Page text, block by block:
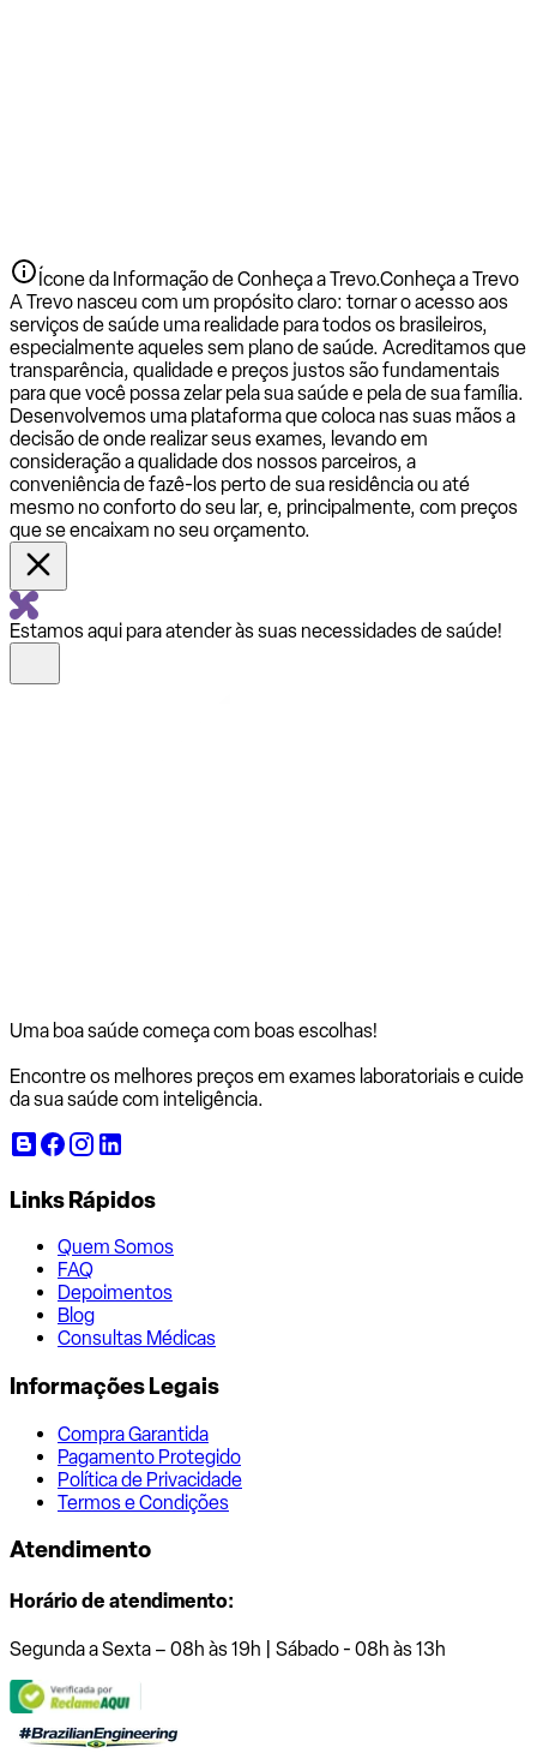
Ícone da Informação de Conheça a Trevo.Conheça a Trevo
A Trevo nasceu com um propósito claro: tornar o acesso aos
serviços de saúde uma realidade para todos os brasileiros,
especialmente aqueles sem plano de saúde. Acreditamos que
transparência, qualidade e preços justos são fundamentais
para que você possa zelar pela sua saúde e pela de sua família.
Desenvolvemos uma plataforma que coloca nas suas mãos a
decisão de onde realizar seus exames, levando em
consideração a qualidade dos nossos parceiros, a
conveniência de fazê-los perto de sua residência ou até
mesmo no conforto do seu lar, e, principalmente, com preços
que se encaixam no seu orçamento.
Estamos aqui para atender às suas necessidades de saúde!
Uma boa saúde começa com boas escolhas!
Encontre os melhores preços em exames laboratoriais e cuide
da sua saúde com inteligência.
Links Rápidos
Quem Somos
FAQ
Depoimentos
Blog
Consultas Médicas
Informações Legais
Compra Garantida
Pagamento Protegido
Política de Privacidade
Termos e Condições
Atendimento
Horário de atendimento:
Segunda a Sexta – 08h às 19h | Sábado - 08h às 13h